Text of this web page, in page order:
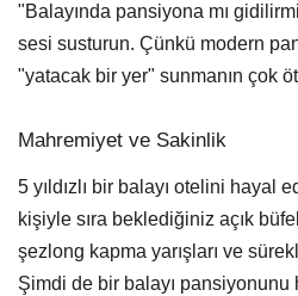
"Balayında pansiyona mı
sesi susturun. Çünkü modern
"yatacak bir yer" sunmanın çok
Mahremiyet ve Sakinlik
5 yıldızlı bir balayı otelini hayal
kişiyle sıra beklediğiniz açık
şezlong kapma yarışları ve
Şimdi de bir balayı